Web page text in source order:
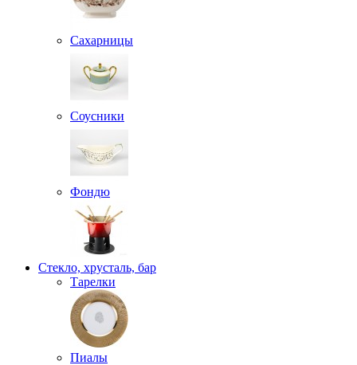
Сахарницы
Соусники
Фондю
Стекло, хрусталь, бар
Тарелки
Пиалы